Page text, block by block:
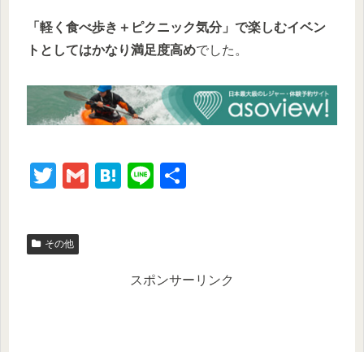
「軽く食べ歩き＋ピクニック気分」で楽しむイベン
トとしてはかなり満足度高めでした。
T
tt
er
G
H
a
Li
その他
スポンサーリンク